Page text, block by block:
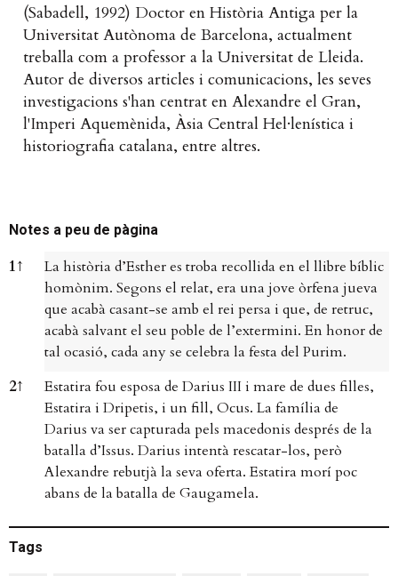
(Sabadell, 1992) Doctor en Història Antiga per la
Universitat Autònoma de Barcelona, actualment
treballa com a professor a la Universitat de Lleida.
Autor de diversos articles i comunicacions, les seves
investigacions s'han centrat en Alexandre el Gran,
l'Imperi Aquemènida, Àsia Central Hel·lenística i
historiografia catalana, entre altres.
Notes a peu de pàgina
Notes a peu de pàgina
1↑
La història d’Esther es troba recollida en el llibre bíblic
homònim. Segons el relat, era una jove òrfena jueva
que acabà casant-se amb el rei persa i que, de retruc,
acabà salvant el seu poble de l’extermini. En honor de
tal ocasió, cada any se celebra la festa del Purim.
2↑
Estatira fou esposa de Darius III i mare de dues filles,
Estatira i Dripetis, i un fill, Ocus. La família de
Darius va ser capturada pels macedonis després de la
batalla d’Issus. Darius intentà rescatar-los, però
Alexandre rebutjà la seva oferta. Estatira morí poc
abans de la batalla de Gaugamela.
Tags